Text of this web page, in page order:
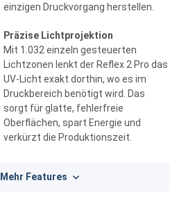
einzigen Druckvorgang herstellen.
Präzise Lichtprojektion
Mit 1.032 einzeln gesteuerten
Lichtzonen lenkt der Reflex 2 Pro das
UV-Licht exakt dorthin, wo es im
Druckbereich benötigt wird. Das
sorgt für glatte, fehlerfreie
Oberflächen, spart Energie und
verkürzt die Produktionszeit.
Mehr Features